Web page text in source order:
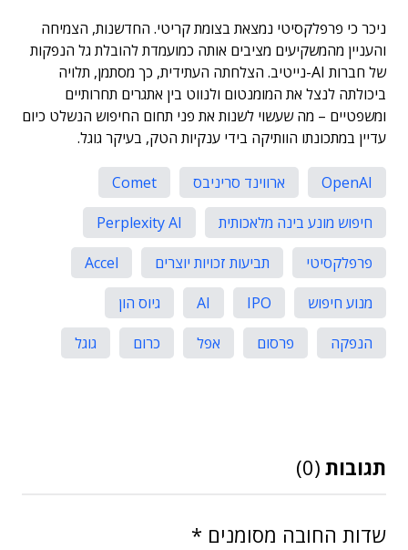
ניכר כי פרפלקסיטי נמצאת בצומת קריטי. החדשנות, הצמיחה
והעניין מהמשקיעים מציבים אותה כמועמדת להובלת גל הנפקות
של חברות AI-נייטיב. הצלחתה העתידית, כך מסתמן, תלויה
ביכולתה לנצל את המומנטום ולנווט בין אתגרים תחרותיים
ומשפטיים – מה שעשוי לשנות את פני תחום החיפוש הנשלט כיום
עדיין במתכונתו הוותיקה בידי ענקיות הטק, בעיקר גוגל.
OpenAI ארווינד סריניבס
Comet
חיפוש מונע בינה מלאכותית
Perplexity AI
פרפלקסיטי
תביעות זכויות יוצרים
Accel
מנוע חיפוש
IPO
AI
גיוס הון
הנפקה
פרסום אפל כרום גוגל
תגובות (0)
שדות החובה מסומנים *